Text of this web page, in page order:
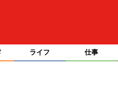
ライフ 仕事